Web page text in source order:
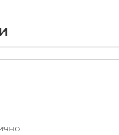
посудой:
машинкой;
оставаться на
для душа;